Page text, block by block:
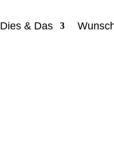
Dies & Das